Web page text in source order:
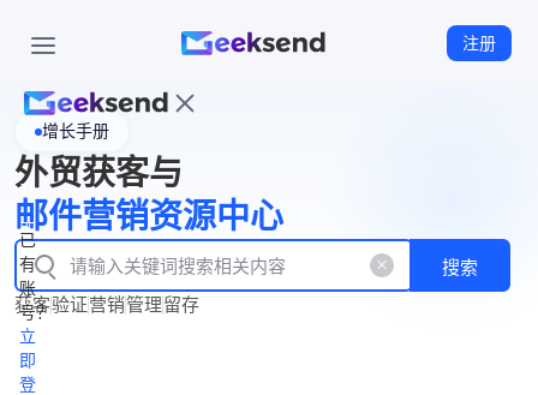
注册
页
WhatsApp
企业号
New
产
品
功
能
产
品
价
格
资
源
中
立
即
注
册
已
有
账
号？
立
即
登
增长手册
外贸获客与
邮件营销资源中心
搜索
获客验证营销管理留存